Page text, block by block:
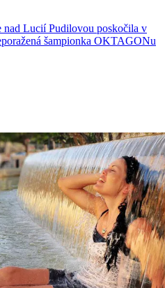
nad Lucií Pudilovou poskočila v
šampionka OKTAGONu